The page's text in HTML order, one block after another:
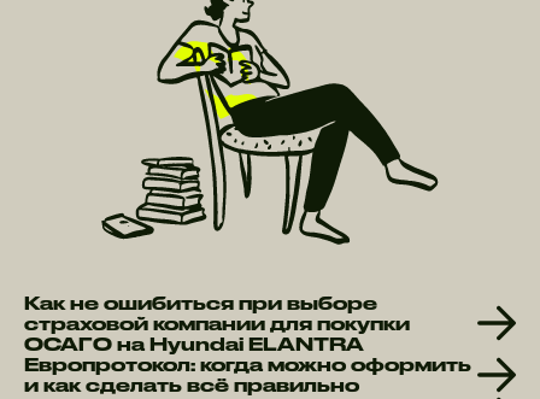
Как не ошибиться при выборе
страховой компании для покупки
ОСАГО на Hyundai ELANTRA
Европротокол: когда можно оформить
и как сделать всё правильно